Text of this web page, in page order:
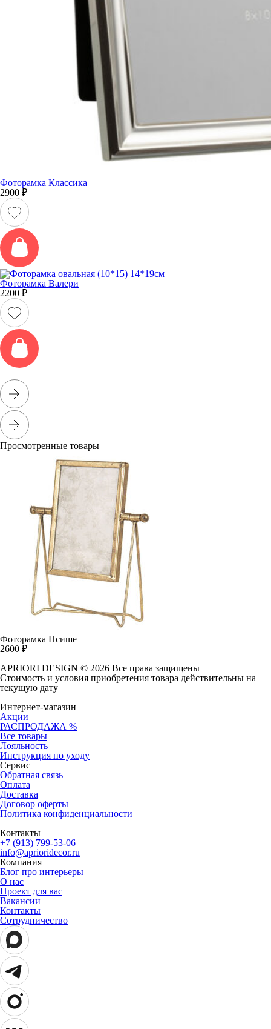
Фоторамка Классика
2900 ₽
Фоторамка Валери
2200 ₽
Просмотренные товары
Фоторамка Псише
2600 ₽
APRIORI DESIGN © 2026 Все права защищены
Cтоимость и условия приобретения товара действительны на
текущую дату
Интернет-магазин
Акции
РАСПРОДАЖА %
Все товары
Лояльность
Инструкция по уходу
Сервис
Обратная связь
Оплата
Доставка
Договор оферты
Политика конфиденциальности
Контакты
+7 (913) 799-53-06
info@aprioridecor.ru
Компания
Блог про интерьеры
О нас
Проект для вас
Вакансии
Контакты
Сотрудничество